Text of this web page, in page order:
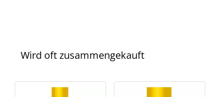
Wird oft zusammengekauft